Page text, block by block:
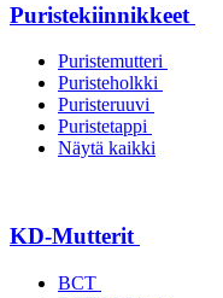
Puristekiinnikkeet
Puristemutteri
Puristeholkki
Puristeruuvi
Puristetappi
Näytä kaikki
KD-Mutterit
BCT